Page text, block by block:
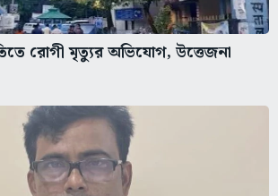
রোগী মৃত্যুর অভিযোগ, উত্তেজনা